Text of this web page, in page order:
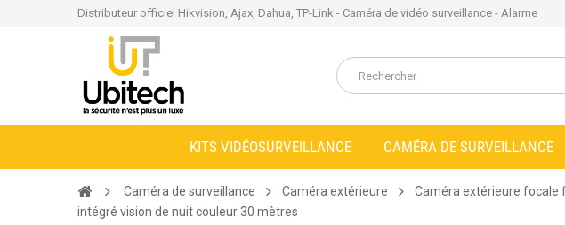
Distributeur officiel Hikvision, Ajax, Dahua, TP-Link - Caméra de vidéo surveillance - Alarme
KITS VIDÉOSURVEILLANCE CAMÉRA DE SURVEILLANCE
Caméra de surveillance Caméra extérieure Caméra extérieure focale
intégré vision de nuit couleur 30 mètres